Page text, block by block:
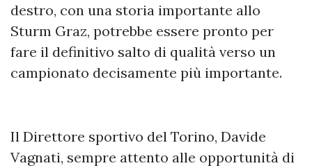
destro, con una storia importante allo
Sturm Graz, potrebbe essere pronto per
fare il definitivo salto di qualità verso un
campionato decisamente più importante.
Il Direttore sportivo del Torino, Davide
Vagnati, sempre attento alle opportunità di